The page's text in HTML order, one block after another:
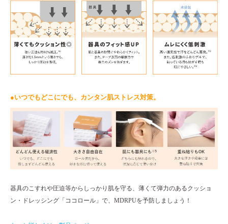
●いつでもどこにでも、カンタン肌ストレス対策。
器具のこすれや圧迫等からしっかり肌を守る、薄くて弾力のあるクッショ
ン・ドレッシング「ココロール」で、MDRPUを予防しましょう！